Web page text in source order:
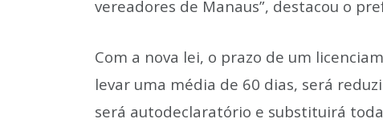
vereadores de Manaus”, destacou o
Com a nova lei, o prazo de um
levar uma média de 60 dias, será
será autodeclaratório e substituirá